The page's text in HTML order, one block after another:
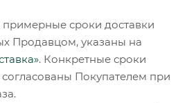
примерные сроки доставки
Продавцом, указаны на
. Конкретные сроки
согласованы Покупателем при